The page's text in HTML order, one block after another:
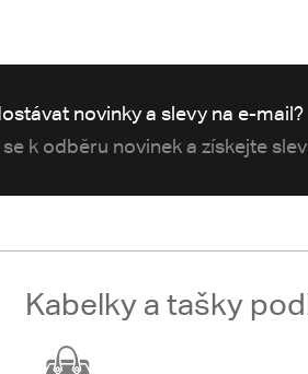
novinky a slevy na e-mail?
k odběru novinek a získejte
Kabelky a tašky